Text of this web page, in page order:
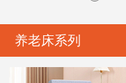
养老床系列